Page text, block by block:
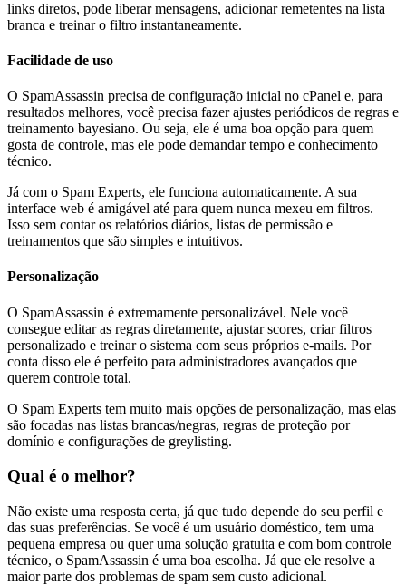
links diretos, pode liberar mensagens, adicionar remetentes na lista
branca e treinar o filtro instantaneamente.
Facilidade de uso
O SpamAssassin precisa de configuração inicial no cPanel e, para
resultados melhores, você precisa fazer ajustes periódicos de regras e
treinamento bayesiano. Ou seja, ele é uma boa opção para quem
gosta de controle, mas ele pode demandar tempo e conhecimento
técnico.
Já com o Spam Experts, ele funciona automaticamente. A sua
interface web é amigável até para quem nunca mexeu em filtros.
Isso sem contar os relatórios diários, listas de permissão e
treinamentos que são simples e intuitivos.
Personalização
O SpamAssassin é extremamente personalizável. Nele você
consegue editar as regras diretamente, ajustar scores, criar filtros
personalizado e treinar o sistema com seus próprios e-mails. Por
conta disso ele é perfeito para administradores avançados que
querem controle total.
O Spam Experts tem muito mais opções de personalização, mas elas
são focadas nas listas brancas/negras, regras de proteção por
domínio e configurações de greylisting.
Qual é o melhor?
Não existe uma resposta certa, já que tudo depende do seu perfil e
das suas preferências. Se você é um usuário doméstico, tem uma
pequena empresa ou quer uma solução gratuita e com bom controle
técnico, o SpamAssassin é uma boa escolha. Já que ele resolve a
maior parte dos problemas de spam sem custo adicional.